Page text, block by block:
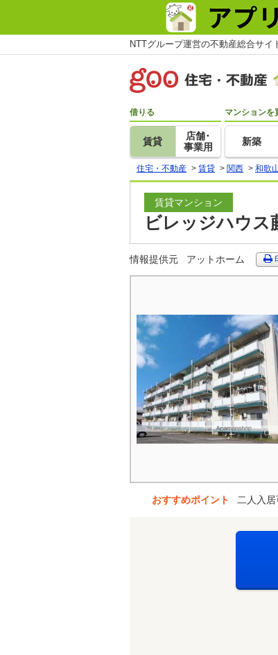
NTTグループ運営の不動産総合サイ
借りる
賃貸
店舗･
事業用
マンションを
新築
住宅・不動産 > 賃貸 > 関西 > 和歌
賃貸マンション
ビレッジハウス
情報提供元 アットホーム
おすすめポイント 二人入